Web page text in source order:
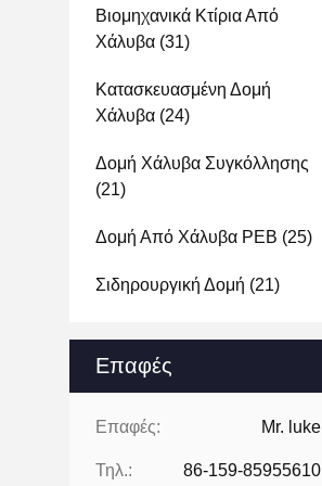
Βιομηχανικά Κτίρια Από
Χάλυβα (31)
Κατασκευασμένη Δομή
Χάλυβα (24)
Δομή Χάλυβα Συγκόλλησης
(21)
Δομή Από Χάλυβα PEB (25)
Σιδηρουργική Δομή (21)
Επαφές
Επαφές: Mr. luke
Τηλ.: 86-159-85955610